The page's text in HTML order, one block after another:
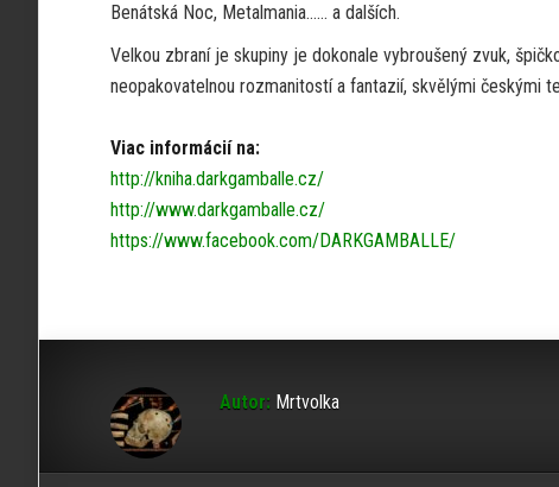
Benátská Noc, Metalmania…… a dalších.
Velkou zbraní je skupiny je dokonale vybroušený zvuk,
neopakovatelnou rozmanitostí a fantazií, skvělými českými
Viac informácií na:
http://kniha.darkgamballe.cz/
http://www.darkgamballe.cz/
https://www.facebook.com/DARKGAMBALLE/
Autor: Mrtvolka